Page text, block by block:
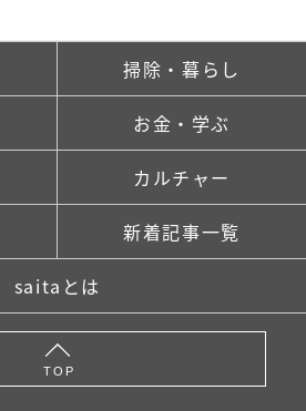
掃除・暮らし
お金・学ぶ
カルチャー
新着記事一覧
saitaとは
TOP